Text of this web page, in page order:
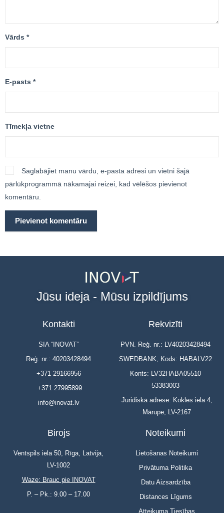
Vārds *
E-pasts *
Tīmekļa vietne
Saglabājiet manu vārdu, e-pasta adresi un vietni šajā
pārlūkprogrammā nākamajai reizei, kad vēlēšos pievienot
komentāru.
Jūsu ideja - Mūsu izpildījums
Kontakti
SIA “INOVAT”
Reģ. nr.: 40203428494
+371 29166956
+371 27995899
info@inovat.lv
Rekvizīti
PVN. Reģ. nr.: LV40203428494
SWEDBANK, Kods: HABALV22
Konts: LV32HABA05510
53383003
Juridiskā adrese: Kokles iela 4,
Mārupe, LV-2167
Birojs
Ventspils iela 50, Rīga, Latvija,
LV-1002
Waze: Brauc pie INOVAT
P. – Pk.: 9.00 – 17.00
Noteikumi
Lietošanas Noteikumi
Privātuma Politika
Datu Aizsardzība
Distances Līgums
Atteikuma Tiesības